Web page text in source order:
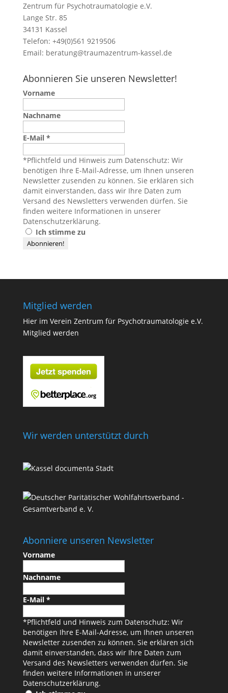
Zentrum für Psychotraumatologie e.V.
Lange Str. 85
34131 Kassel
Telefon: +49(0)561 9219506
Email: beratung@traumazentrum-kassel.de
Abonnieren Sie unseren Newsletter!
Vorname
Nachname
E-Mail *
*Pflichtfeld und Hinweis zum Datenschutz: Wir
benötigen Ihre E-Mail-Adresse, um Ihnen unseren
Newsletter zusenden zu können. Sie erklären sich
damit einverstanden, dass wir Ihre Daten zum
Versand des Newsletters verwenden dürfen. Sie
finden weitere Informationen in unserer
Datenschutzerklärung.
Ich stimme zu
Mitglied werden
Hier im Verein Zentrum für Psychotraumatologie e.V.
Mitglied werden
Wir werden unterstützt durch
Abonniere unseren Newsletter
Vorname
Nachname
E-Mail *
*Pflichtfeld und Hinweis zum Datenschutz: Wir
benötigen Ihre E-Mail-Adresse, um Ihnen unseren
Newsletter zusenden zu können. Sie erklären sich
damit einverstanden, dass wir Ihre Daten zum
Versand des Newsletters verwenden dürfen. Sie
finden weitere Informationen in unserer
Datenschutzerklärung.